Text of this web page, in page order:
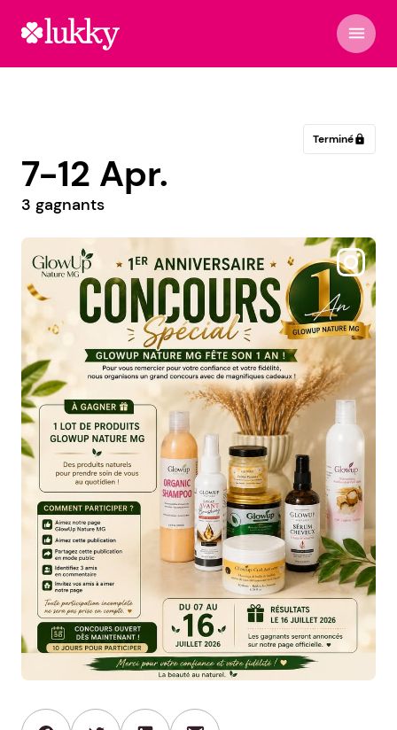
menu
Terminélock
7-12 Apr.
3 gagnants
@fongmeicha